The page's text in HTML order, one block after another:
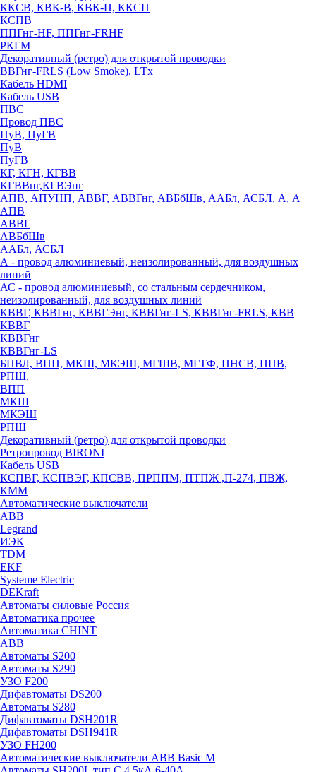
ККСВ, КВК-В, КВК-П, ККСП
КСПВ
ППГнг-HF, ППГнг-FRHF
РКГМ
Декоративный (ретро) для открытой проводки
ВВГнг-FRLS (Low Smoke), LTx
Кабель HDMI
Кабель USB
ПВС
Провод ПВС
ПуВ, ПуГВ
ПуВ
ПуГВ
КГ, КГН, КГВВ
КГВВнг,КГВЭнг
АПВ, АПУНП, АВВГ, АВВГнг, АВБбШв, ААБл, АСБЛ, А, А
АПВ
АВВГ
АВБбШв
ААБл, АСБЛ
А - провод алюминиевый, неизолированный, для воздушных
линий
АС - провод алюминиевый, со стальным сердечником,
неизолированный, для воздушных линий
КВВГ, КВВГнг, КВВГЭнг, КВВГнг-LS, КВВГнг-FRLS, КВВ
КВВГ
КВВГнг
КВВГнг-LS
БПВЛ, ВПП, МКШ, МКЭШ, МГШВ, МГТФ, ПНСВ, ППВ,
РПШ,
ВПП
МКШ
МКЭШ
РПШ
Декоративный (ретро) для открытой проводки
Ретропровод BIRONI
Кабель USB
КСПВГ, КСПВЭГ, КПСВВ, ПРППМ, ПТПЖ ,П-274, ПВЖ,
КММ
Автоматические выключатели
ABB
Legrand
ИЭК
TDM
EKF
Systeme Electric
DEKraft
Автоматы силовые Россия
Автоматика прочее
Автоматика CHINT
ABB
Автоматы S200
Автоматы S290
УЗО F200
Дифавтоматы DS200
Автоматы S280
Дифавтоматы DSH201R
Дифавтоматы DSH941R
УЗО FH200
Автоматические выключатели ABB Basic M